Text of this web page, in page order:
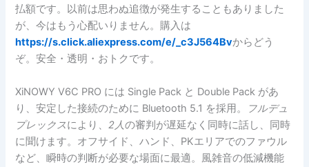
払額です。以前は思わぬ追徴が発生することもありました
が、今はもう心配いりません。購入は
https://s.click.aliexpress.com/e/_c3J564Bvからどう
ぞ。安全・透明・おトクです。
XiNOWY V6C PRO には Single Pack と Double Pack があ
り、安定した接続のために Bluetooth 5.1 を採用。
フルデュ
プレックスにより、2人の審判が遅延なく同時に話し、同時
に聞けます。オフサイド、ハンド、PKエリアでのファウル
など、瞬時の判断が必要な場面に最適。風雑音の低減機能